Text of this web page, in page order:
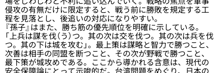
侵攻の有無だけに限定すると、戦う前に勝敗を規定する工
程を見落とし、後追いの対応になりやすい。
『孫子』はまた、勝ち筋の優先順位を明確に示している。
「上兵は謀を伐（う）つ。其の次は交を伐つ。其の次は兵を伐
つ。其の下は城を攻む」。最上策は謀略と智力で勝つこと、
次善は相手の同盟を断つこと、その次が野戦で勝つこと、
最下策が城攻めである。ここから導かれる含意は、現代の
安全保障論にとって示唆的だ。台湾問題をめぐり、日本の